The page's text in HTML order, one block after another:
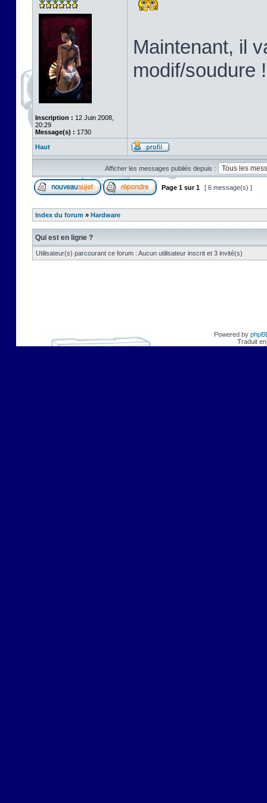
Inscription : 12 Juin 2008,
20:29
Message(s) : 1730
Maintenant, il
modif/soudure
Haut
Afficher les messages publiés depuis :
Page 1 sur1 [ 6 message(s) ]
Index du forum » Hardware
Qui est en ligne ?
Utilisateur(s) parcourant ce forum : Aucun utilisateur inscrit et 3 invité(s)
Powered by
Traduit